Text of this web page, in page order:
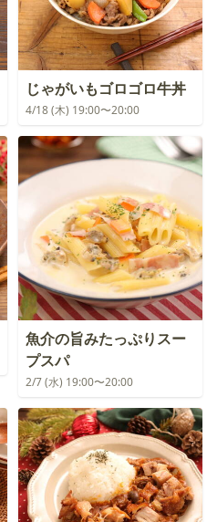
じゃがいもゴロゴロ牛丼
4/18 (木) 19:00〜20:00
魚介の旨みたっぷりスー
プスパ
2/7 (水) 19:00〜20:00